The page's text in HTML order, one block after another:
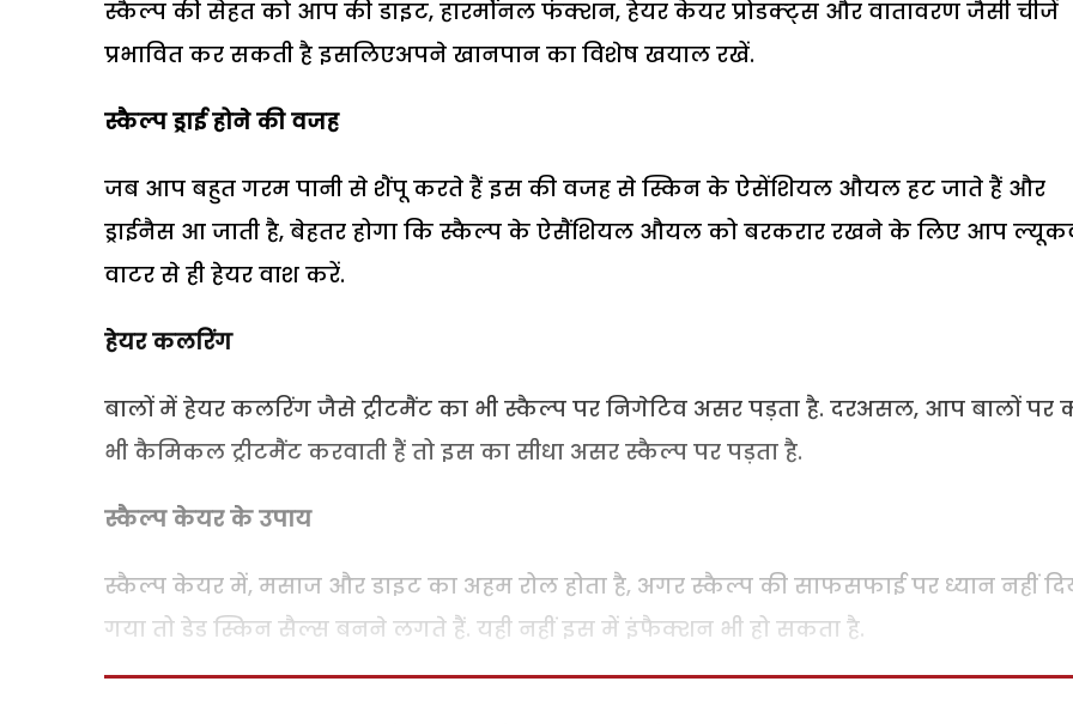
स्कैल्प की सेहत को आप की डाइट, हारर्मोनल फंक्शन, हेयर केयर प्रोडक्ट्स और वातावरण जैसी चीजें
प्रभावित कर सकती है इसलिएअपने खानपान का विशेष खयाल रखें.
स्कैल्प ड्राई होने की वजह
जब आप बहुत गरम पानी से शैंपू करते हैं इस की वजह से स्किन के ऐसेंशियल औयल हट जाते हैं और
ड्राईनैस आ जाती है, बेहतर होगा कि स्कैल्प के ऐसैंशियल औयल को बरकरार रखने के लिए आप
वाटर से ही हेयर वाश करें.
हेयर कलरिंग
बालों में हेयर कलरिंग जैसे ट्रीटमैंट का भी स्कैल्प पर निगेटिव असर पड़ता है. दरअसल, आप बालों पर
भी कैमिकल ट्रीटमैंट करवाती हैं तो इस का सीधा असर स्कैल्प पर पड़ता है.
स्कैल्प केयर के उपाय
स्कैल्प केयर में, मसाज और डाइट का अहम रोल होता है, अगर स्कैल्प की साफसफाई पर ध्यान नहीं
गया तो डेड स्किन सैल्स बनने लगते हैं. यही नहीं इस में इंफैक्शन भी हो सकता है.